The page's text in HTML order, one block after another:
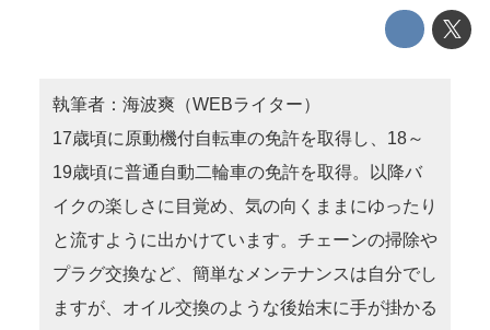
執筆者：海波爽（WEBライター）
17歳頃に原動機付自転車の免許を取得し、18～
19歳頃に普通自動二輪車の免許を取得。以降バ
イクの楽しさに目覚め、気の向くままにゆったり
と流すように出かけています。チェーンの掃除や
プラグ交換など、簡単なメンテナンスは自分でし
ますが、オイル交換のような後始末に手が掛かる